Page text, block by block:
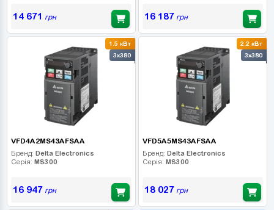
14 671 грн 16 187 грн
1.5 кВт
3x380
VFD4A2MS43AFSAA
Бренд: Delta Electronics
Серія: MS300
16 947 грн
2.2 кВт
3x380
VFD5A5MS43AFSAA
Бренд: Delta Electronics
Серія: MS300
18 027 грн